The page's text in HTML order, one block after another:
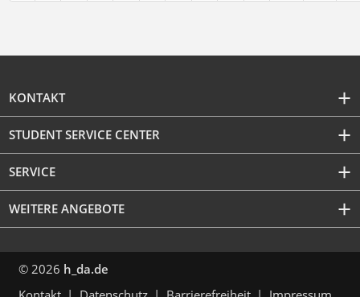
KONTAKT
STUDENT SERVICE CENTER
SERVICE
WEITERE ANGEBOTE
© 2026 h_da.de